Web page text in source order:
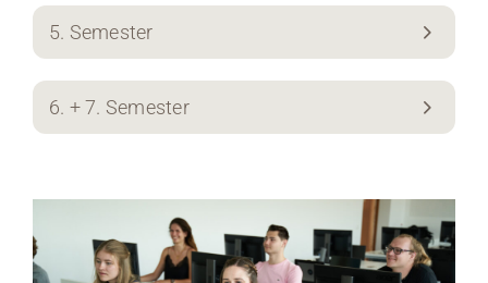
5. Semester
6. + 7. Semester